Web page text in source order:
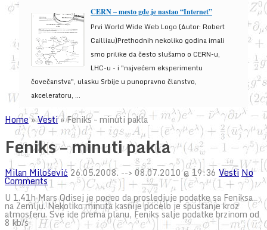
CERN – mesto gde je nastao “Internet”
Prvi World Wide Web Logo (Autor: Robert
Cailliau)Prethodnih nekoliko godina imali
smo prilike da često slušamo o CERN-u,
LHC-u - i "najvećem eksperimentu
čovečanstva", ulasku Srbije u punopravno članstvo,
akceleratoru, ...
Home»Vesti»Feniks – minuti pakla
Feniks – minuti pakla
Milan Milošević 26.05.2008. --> 08.07.2010 @ 19:36 Vesti No
Comments
U 1.41h Mars Odisej je poceo da prosledjuje podatke sa Feniksa
na Zemlju. Nekoliko minuta kasnije pocelo je spustanje kroz
atmosferu. Sve ide prema planu, Feniks salje podatke brzinom od
8 kb/s